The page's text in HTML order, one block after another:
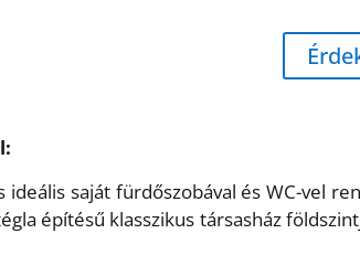
saját fürdőszobával és WC-vel
építésű klasszikus társasház